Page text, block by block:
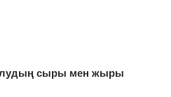
сыры мен жыры